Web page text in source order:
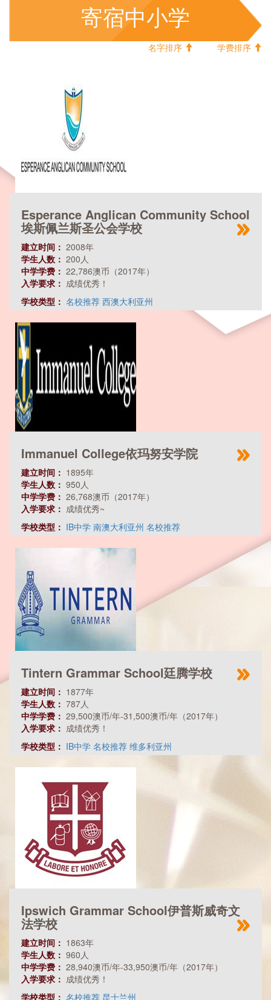
寄宿中小学
学费排序
名字排序
Esperance Anglican Community School
埃斯佩兰斯圣公会学校
建立时间： 2008年
学生人数： 200人
中学学费： 22,786澳币（2017年）
入学要求： 成绩优秀！
学校类型： 名校推荐 西澳大利亚州
Immanuel College依玛努安学院
建立时间： 1895年
学生人数： 950人
中学学费： 26,768澳币（2017年）
入学要求： 成绩优秀~
学校类型： IB中学 南澳大利亚州 名校推荐
Tintern Grammar School廷腾学校
建立时间： 1877年
学生人数： 787人
中学学费： 29,500澳币/年-31,500澳币/年（2017年）
入学要求： 成绩优秀！
学校类型： IB中学 名校推荐 维多利亚州
Ipswich Grammar School伊普斯威奇文
法学校
建立时间： 1863年
学生人数： 960人
中学学费： 28,940澳币/年-33,950澳币/年（2017年）
入学要求： 成绩优秀！
学校类型： 名校推荐 昆士兰州